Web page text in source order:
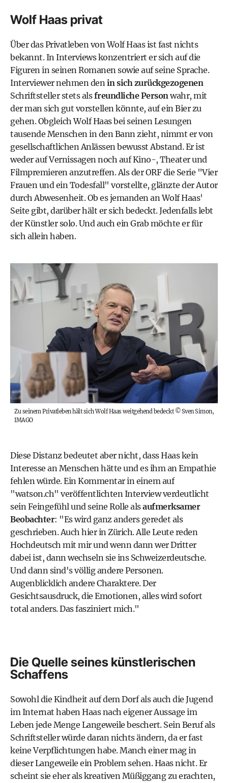
Wolf Haas privat
Über das Privatleben von Wolf Haas ist fast nichts
bekannt. In Interviews konzentriert er sich auf die
Figuren in seinen Romanen sowie auf seine Sprache.
Interviewer nehmen den in sich zurückgezogenen
Schriftsteller stets alsfreundliche Person wahr, mit
der man sich gut vorstellen könnte, auf ein Bier zu
gehen. Obgleich Wolf Haas bei seinen Lesungen
tausende Menschen in den Bann zieht, nimmt er von
gesellschaftlichen Anlässen bewusst Abstand. Er ist
weder auf Vernissagen noch auf Kino-, Theater und
Filmpremieren anzutreffen. Als der ORF die Serie "Vier
Frauen und ein Todesfall" vorstellte, glänzte der Autor
durch Abwesenheit. Ob es jemanden an Wolf Haas'
Seite gibt, darüber hält er sich bedeckt. Jedenfalls lebt
der Künstler solo. Und auch ein Grab möchte er für
sich allein haben.
Zu seinem Privatleben hält sich Wolf Haas weitgehend bedeckt©Sven Simon,
IMAGO
Diese Distanz bedeutet aber nicht, dass Haas kein
Interesse an Menschen hätte und es ihm an Empathie
fehlen würde. Ein Kommentar in einem auf
"watson.ch" veröffentlichten Interview verdeutlicht
sein Feingefühl und seine Rolle alsaufmerksamer
Beobachter: "Es wird ganz anders geredet als
geschrieben. Auch hier in Zürich. Alle Leute reden
Hochdeutsch mit mir und wenn dann wer Dritter
dabei ist, dann wechseln sie ins Schweizerdeutsche.
Und dann sind's völlig andere Personen.
Augenblicklich andere Charaktere. Der
Gesichtsausdruck, die Emotionen, alles wird sofort
total anders. Das fasziniert mich."
Die Quelle seines künstlerischen
Schaffens
Sowohl die Kindheit auf dem Dorf als auch die Jugend
im Internat haben Haas nach eigener Aussage im
Leben jede Menge Langeweile beschert. Sein Beruf als
Schriftsteller würde daran nichts ändern, da er fast
keine Verpflichtungen habe. Manch einer mag in
dieser Langeweile ein Problem sehen. Haas nicht. Er
scheint sie eher als kreativen Müßiggang zu erachten,